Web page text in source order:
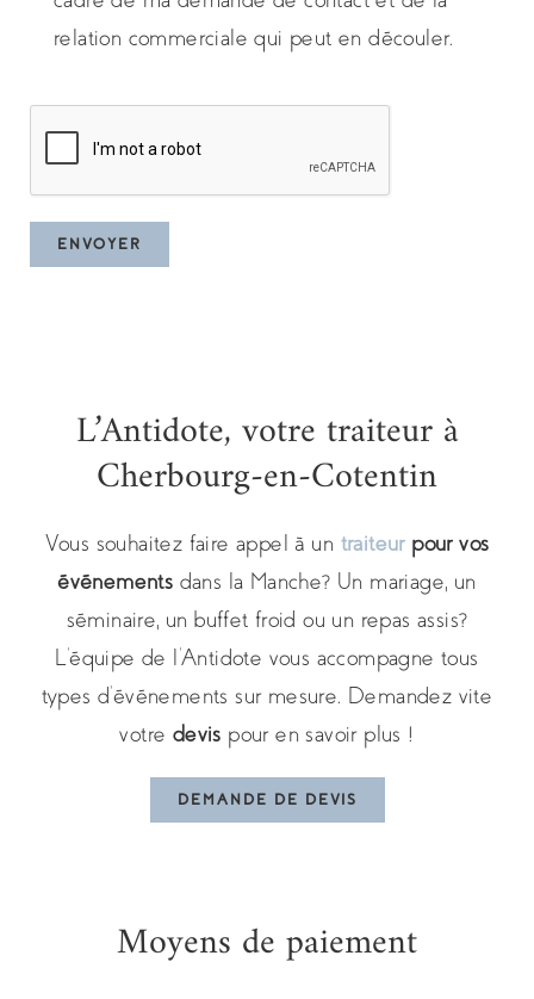
relation commerciale qui peut en découler.
L’Antidote, votre traiteur à
Cherbourg-en-Cotentin
Vous souhaitez faire appel à un traiteurpour vos
événements dans la Manche? Un mariage, un
séminaire, un buffet froid ou un repas assis?
L’équipe de l’Antidote vous accompagne tous
types d’événements sur mesure. Demandez vite
votre devis pour en savoir plus !
DEMANDE DE DEVIS
Moyens de paiement